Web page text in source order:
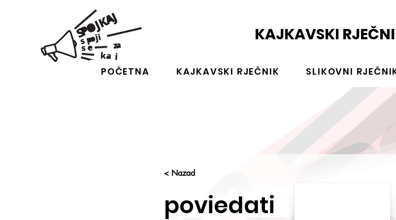
KAJKAVSKI
POČETNA KAJKAVSKI RJEČNIK SLIKOVNI
< Nazad
poviedati